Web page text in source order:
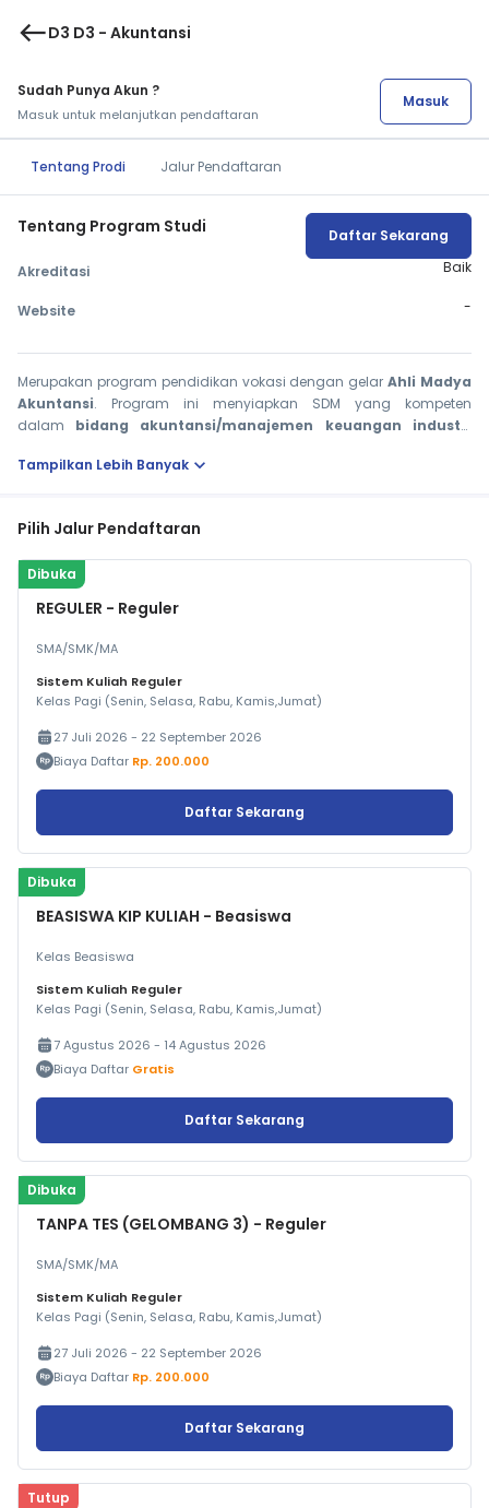
westD3 D3 - Akuntansi
Sudah Punya Akun ?
Masuk untuk melanjutkan pendaftaran
Masuk
Tentang Prodi Jalur Pendaftaran
Tentang Program Studi
Akreditasi Baik
Website -
Daftar Sekarang
Merupakan program pendidikan vokasi dengan gelar Ahli Madya
Akuntansi. Program ini menyiapkan SDM yang kompeten
dalam bidang akuntansi/manajemen keuangan industri
selama 3 (tiga) tahun dengan jumlah SKS kurang lebih 110 SKS.
Tampilkan Lebih Banyak expand_more
Pilih Jalur Pendaftaran
Dibuka
REGULER - Reguler
SMA/SMK/MA
Sistem Kuliah Reguler
Kelas Pagi (Senin, Selasa, Rabu, Kamis,Jumat)
27 Juli 2026 - 22 September 2026
Biaya Daftar Rp. 200.000
Daftar Sekarang
Dibuka
BEASISWA KIP KULIAH - Beasiswa
Kelas Beasiswa
Sistem Kuliah Reguler
Kelas Pagi (Senin, Selasa, Rabu, Kamis,Jumat)
7 Agustus 2026 - 14 Agustus 2026
Biaya Daftar Gratis
Daftar Sekarang
Dibuka
TANPA TES (GELOMBANG 3) - Reguler
SMA/SMK/MA
Sistem Kuliah Reguler
Kelas Pagi (Senin, Selasa, Rabu, Kamis,Jumat)
27 Juli 2026 - 22 September 2026
Biaya Daftar Rp. 200.000
Daftar Sekarang
Tutup